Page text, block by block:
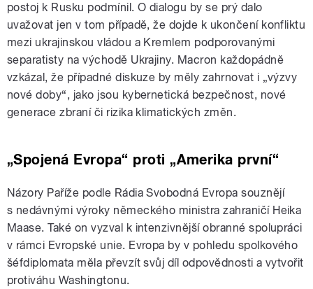
postoj k Rusku podmínil. O dialogu by se prý dalo
uvažovat jen v tom případě, že dojde k ukončení konfliktu
mezi ukrajinskou vládou a Kremlem podporovanými
separatisty na východě Ukrajiny. Macron každopádně
vzkázal, že případné diskuze by měly zahrnovat i „výzvy
nové doby“, jako jsou kybernetická bezpečnost, nové
generace zbraní či rizika klimatických změn.
„Spojená Evropa“ proti „Amerika první“
Názory Paříže podle Rádia Svobodná Evropa souznějí
s nedávnými výroky německého ministra zahraničí Heika
Maase. Také on vyzval k intenzivnější obranné spolupráci
v rámci Evropské unie. Evropa by v pohledu spolkového
šéfdiplomata měla převzít svůj díl odpovědnosti a vytvořit
protiváhu Washingtonu.